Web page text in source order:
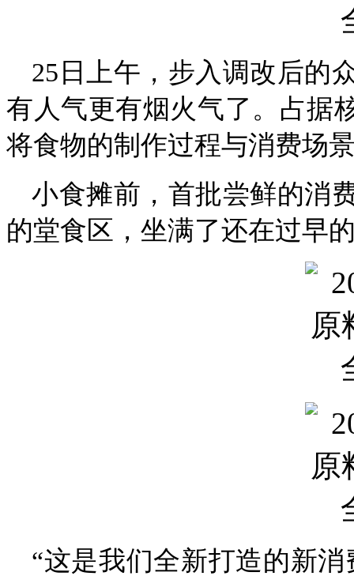
25日上午，步入调改后的
有人气更有烟火气了。占据
将食物的制作过程与消费场
小食摊前，首批尝鲜的消
的堂食区，坐满了还在过早
“这是我们全新打造的新